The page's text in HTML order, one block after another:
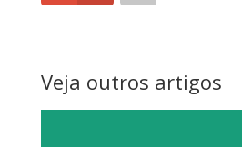
Veja outros artigos